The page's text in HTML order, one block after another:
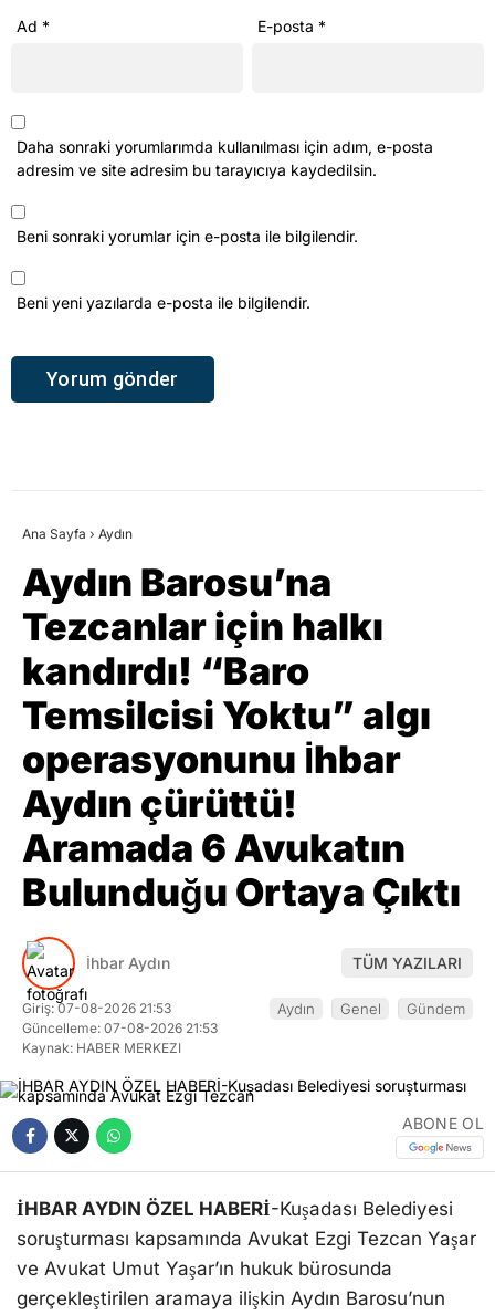
Ad * E-posta *
Daha sonraki yorumlarımda kullanılması için adım, e-posta
adresim ve site adresim bu tarayıcıya kaydedilsin.
Beni sonraki yorumlar için e-posta ile bilgilendir.
Beni yeni yazılarda e-posta ile bilgilendir.
Ana Sayfa › Aydın
Aydın Barosu’na
Tezcanlar için halkı
kandırdı! “Baro
Temsilcisi Yoktu” algı
operasyonunu İhbar
Aydın çürüttü!
Aramada 6 Avukatın
Bulunduğu Ortaya Çıktı
İhbar Aydın TÜM YAZILARI
Giriş: 07-08-2026 21:53
Güncelleme: 07-08-2026 21:53
Kaynak: HABER MERKEZI
Aydın Genel Gündem
ABONE OL
İHBAR AYDIN ÖZEL HABERİ-Kuşadası Belediyesi
soruşturması kapsamında Avukat Ezgi Tezcan Yaşar
ve Avukat Umut Yaşar’ın hukuk bürosunda
gerçekleştirilen aramaya ilişkin Aydın Barosu’nun